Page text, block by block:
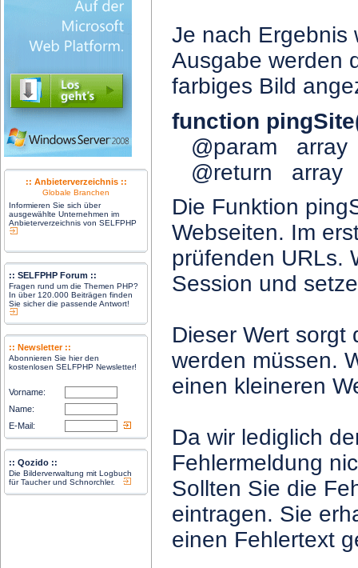
:: Anbieterverzeichnis ::
Globale Branchen
Informieren Sie sich über
ausgewählte Unternehmen im
Anbieterverzeichnis von SELFPHP
:: SELFPHP Forum ::
Fragen rund um die Themen PHP?
In über 120.000 Beiträgen finden
Sie sicher die passende Antwort!
:: Newsletter ::
Abonnieren Sie hier den
kostenlosen SELFPHP Newsletter!
Vorname:
Name:
E-Mail:
:: Qozido ::
Die Bilderverwaltung mit Logbuch
für Taucher und Schnorchler.
Je nach Ergebnis
Ausgabe werden
farbiges Bild
function
@param array
@return array
Die Funktion
Webseiten. Im
prüfenden URLs.
Session und
Dieser Wert sorgt
werden müssen.
einen kleineren
Da wir lediglich
Fehlermeldung
Sollten Sie die
eintragen. Sie
einen Fehlertext